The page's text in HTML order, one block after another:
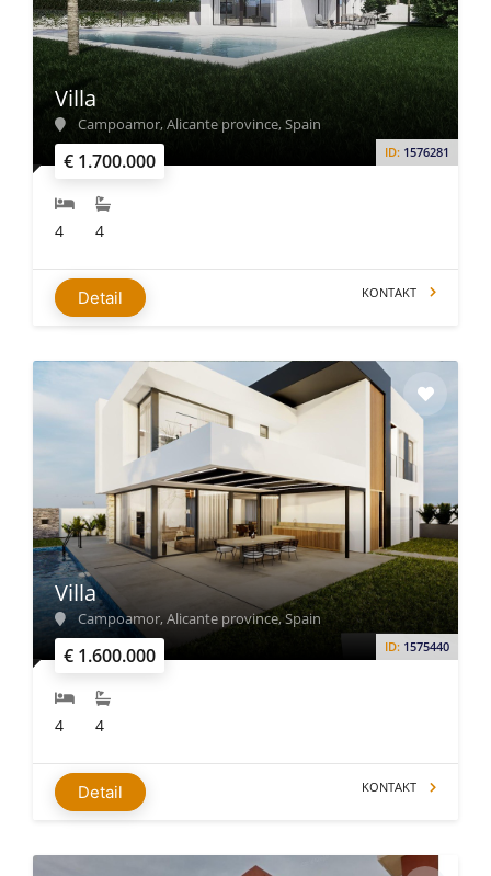
€ 1.700.000 ID: 1576281
Villa
Campoamor, Alicante province, Spain
4 4
Detail KONTAKT
€ 1.600.000 ID: 1575440
Villa
Campoamor, Alicante province, Spain
4 4
Detail KONTAKT